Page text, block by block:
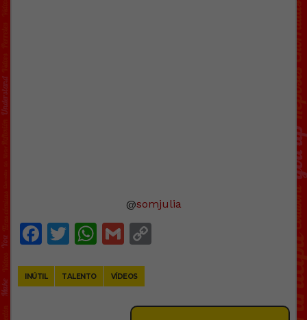
@somjulia
Facebook
Twitter
WhatsApp
Gmail
INÚTIL TALENTO VÍDEOS